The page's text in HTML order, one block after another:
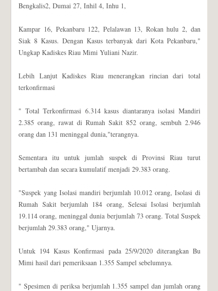
Bengkalis2, Dumai 27, Inhil 4, Inhu 1,
Kampar 16, Pekanbaru 122, Pelalawan 13, Rokan hulu 2, dan
Siak 8 Kasus. Dengan Kasus terbanyak dari Kota Pekanbaru,"
Ungkap Kadiskes Riau Mimi Yuliani Nazir.
Lebih Lanjut Kadiskes Riau menerangkan rincian dari total
terkonfirmasi
" Total Terkonfirmasi 6.314 kasus diantaranya isolasi Mandiri
2.385 orang, rawat di Rumah Sakit 852 orang, sembuh 2.946
orang dan 131 meninggal dunia,"terangnya.
Sementara itu untuk jumlah suspek di Provinsi Riau turut
bertambah dan secara kumulatif menjadi 29.383 orang.
"Suspek yang Isolasi mandiri berjumlah 10.012 orang, Isolasi di
Rumah Sakit berjumlah 184 orang, Selesai Isolasi berjumlah
19.114 orang, meninggal dunia berjumlah 73 orang. Total Suspek
berjumlah 29.383 orang," Ujarnya.
Untuk 194 Kasus Konfirmasi pada 25/9/2020 diterangkan Bu
Mimi hasil dari pemeriksaan 1.355 Sampel sebelumnya.
" Spesimen di periksa berjumlah 1.355 sampel dan jumlah orang